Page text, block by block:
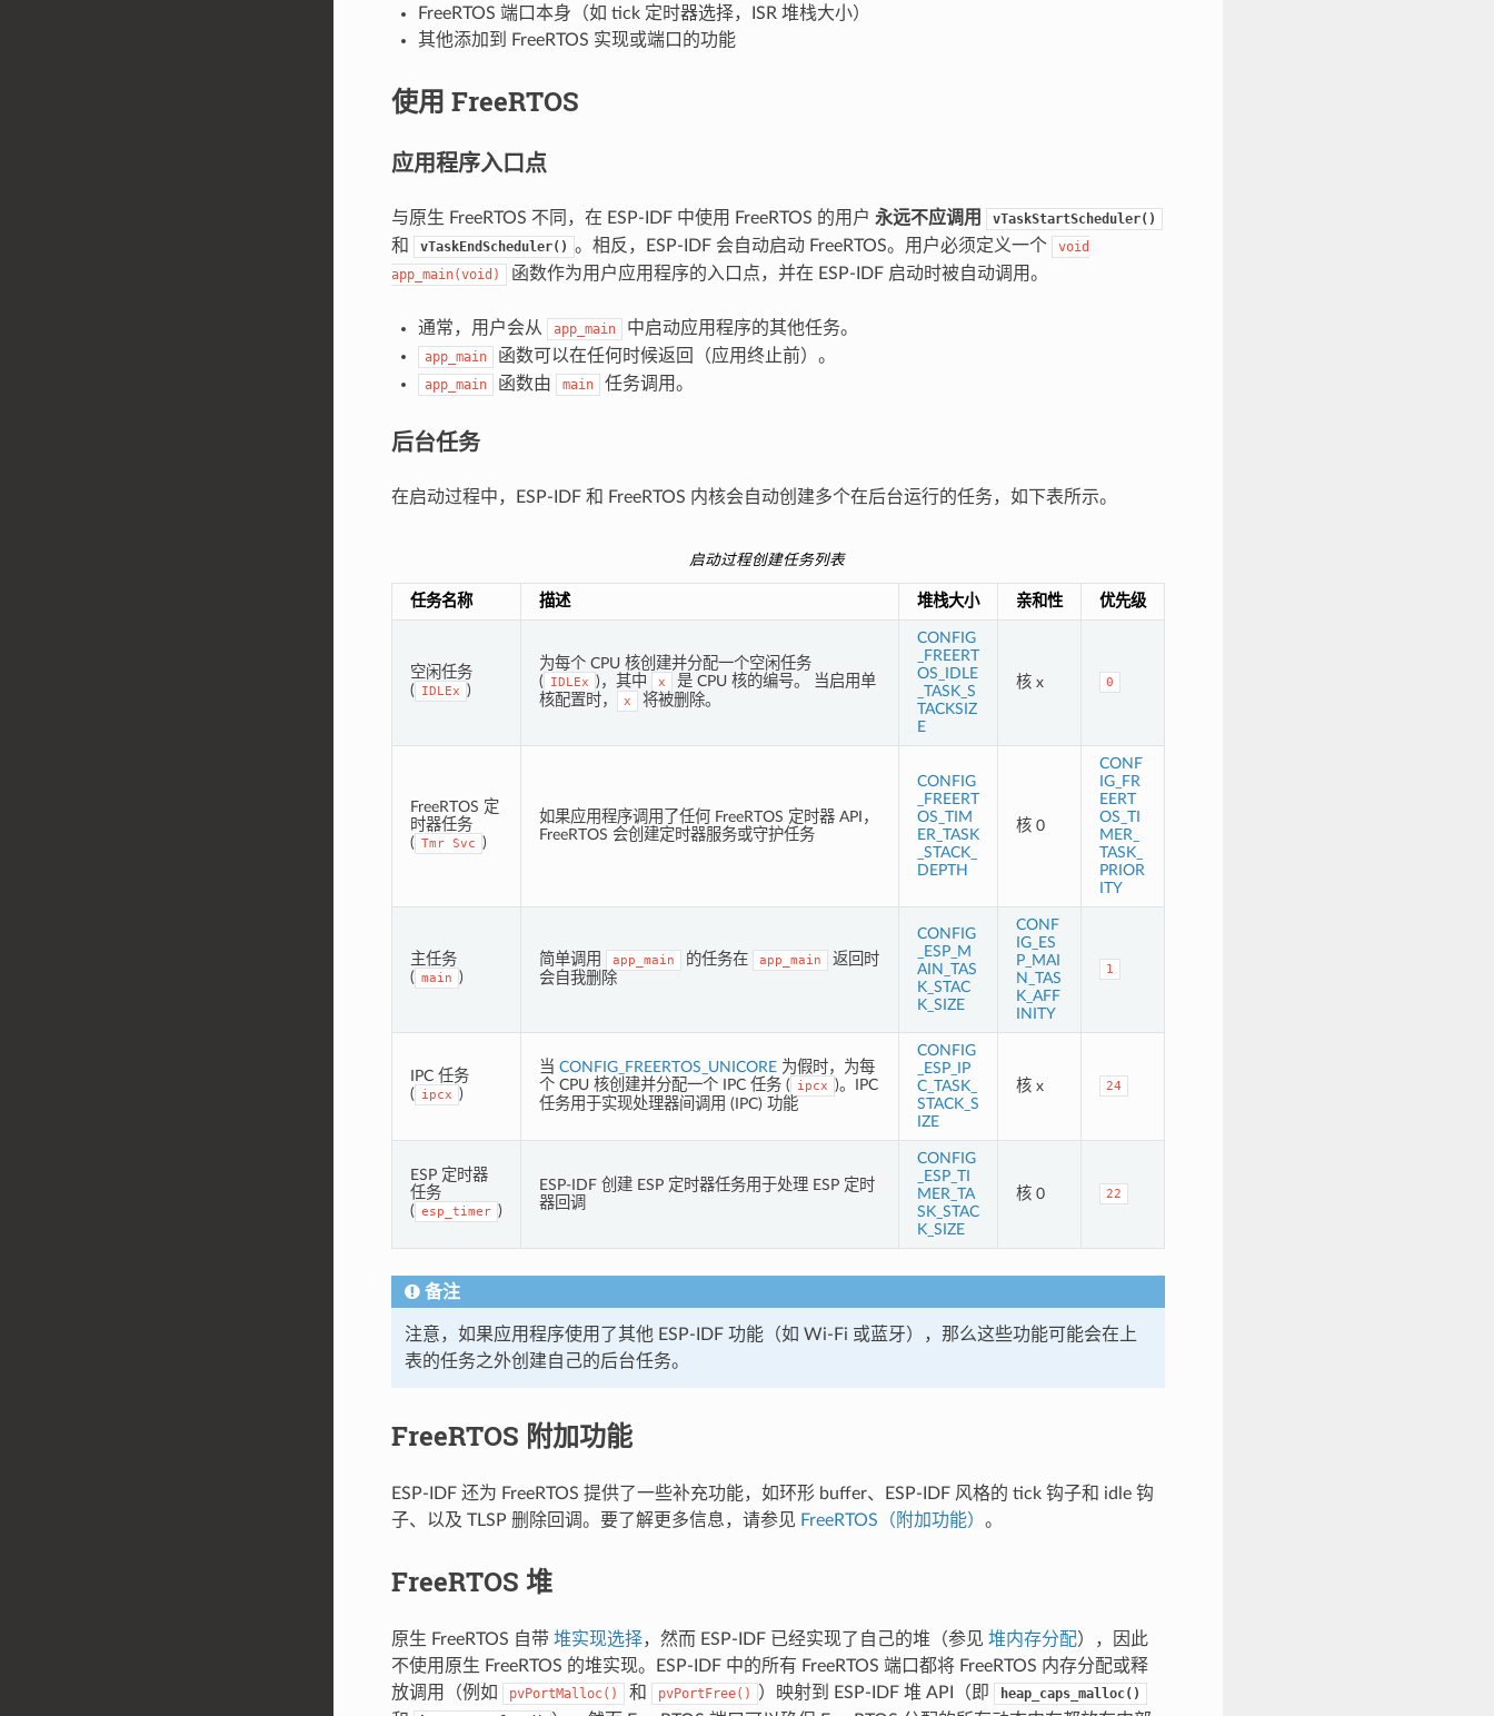
FreeRTOS 端口本身（如 tick 定时器选择，ISR 堆栈大小）
其他添加到 FreeRTOS 实现或端口的功能
使用 FreeRTOS
应用程序入口点
与原生 FreeRTOS 不同，在 ESP-IDF 中使用 FreeRTOS 的用户 永远不应调用 vTaskStartScheduler()
和 vTaskEndScheduler() 。相反，ESP-IDF 会自动启动 FreeRTOS。用户必须定义一个
void
app_main(void)
函数作为用户应用程序的入口点，并在 ESP-IDF 启动时被自动调用。
通常，用户会从 app_main 中启动应用程序的其他任务。
app_main 函数可以在任何时候返回（应用终止前）。
app_main 函数由 main 任务调用。
后台任务
在启动过程中，ESP-IDF 和 FreeRTOS 内核会自动创建多个在后台运行的任务，如下表所示。
启动过程创建任务列表
任务名称 描述 堆栈大小 亲和性 优先级
空闲任务
(
IDLEx )
为每个 CPU 核创建并分配一个空闲任务
(
IDLEx )，其中 x
是 CPU 核的编号。 当启用单
核配置时，
x 将被删除。
CONFIG
_FREERT
OS_IDLE
_TASK_S
TACKSIZ
E
核 x 0
FreeRTOS 定
时器任务
( Tmr Svc )
如果应用程序调用了任何 FreeRTOS 定时器 API，
FreeRTOS 会创建定时器服务或守护任务
CONFIG
_FREERT
OS_TIM
ER_TASK
_STACK_
DEPTH
核 0
CONF
IG_FR
EERT
OS_TI
MER_
TASK_
PRIOR
ITY
主任务
( main )
简单调用 app_main 的任务在 app_main
返回时
会自我删除
CONFIG
_ESP_M
AIN_TAS
K_STAC
K_SIZE
CONF
IG_ES
P_MAI
N_TAS
K_AFF
INITY
1
IPC 任务
(
ipcx )
当 CONFIG_FREERTOS_UNICORE为假时，为每
个 CPU 核创建并分配一个 IPC 任务 (
ipcx )。IPC
任务用于实现处理器间调用 (IPC) 功能
CONFIG
_ESP_IP
C_TASK_
STACK_S
IZE
核 x 24
ESP 定时器
任务
( esp_timer )
ESP-IDF 创建 ESP 定时器任务用于处理 ESP 定时
器回调
CONFIG
_ESP_TI
MER_TA
SK_STAC
K_SIZE
核 0 22
备注
注意，如果应用程序使用了其他 ESP-IDF 功能（如 Wi-Fi 或蓝牙），那么这些功能可能会在上
表的任务之外创建自己的后台任务。
FreeRTOS 附加功能
ESP-IDF 还为 FreeRTOS 提供了一些补充功能，如环形 buffer、ESP-IDF 风格的 tick 钩子和 idle 钩
子、以及 TLSP 删除回调。要了解更多信息，请参见 FreeRTOS（附加功能） 。
FreeRTOS 堆
原生 FreeRTOS 自带 堆实现选择，然而 ESP-IDF 已经实现了自己的堆（参见 堆内存分配），因此
不使用原生 FreeRTOS 的堆实现。ESP-IDF 中的所有 FreeRTOS 端口都将 FreeRTOS 内存分配或释
放调用（例如
pvPortMalloc() 和 pvPortFree() ）映射到 ESP-IDF 堆 API（即 heap_caps_malloc()